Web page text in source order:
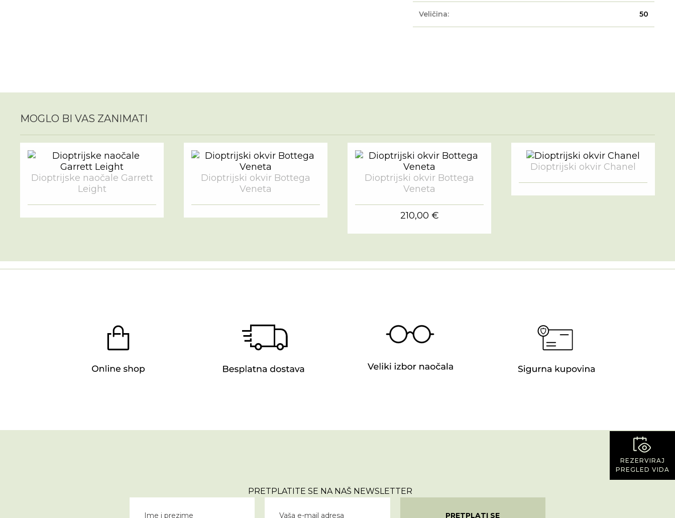
REZERVIRAJ
PREGLED VIDA
Veličina: 50
MOGLO BI VAS ZANIMATI
Dioptrijske naočale Garrett
Leight
Dioptrijski okvir Bottega
Veneta
Dioptrijski okvir Bottega
Veneta
210,00 €
Dioptrijski okvir Chanel
PRETPLATITE SE NA NAŠ NEWSLETTER
PRETPLATI SE